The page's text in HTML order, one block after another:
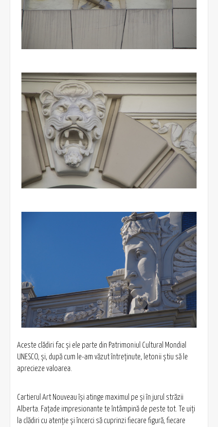
Aceste clădiri fac și ele parte din Patrimoniul Cultural Mondial
UNESCO, și, după cum le-am văzut întreținute, letonii știu să le
aprecieze valoarea.
Cartierul Art Nouveau îşi atinge maximul pe şi în jurul străzii
Alberta. Faţade impresionante te întâmpină de peste tot. Te uiţi
la clădiri cu atenţie şi încerci să cuprinzi fiecare figură, fiecare